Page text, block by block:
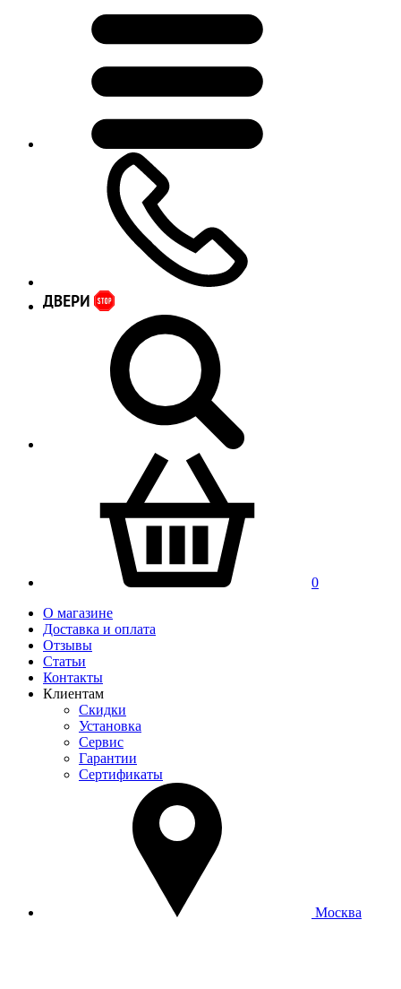
0
О магазине
Доставка и оплата
Отзывы
Статьи
Контакты
Клиентам
Скидки
Установка
Сервис
Гарантии
Сертификаты
Москва